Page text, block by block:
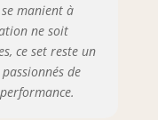
il peut
son
même
manient à
ne soit
ce set reste un
de